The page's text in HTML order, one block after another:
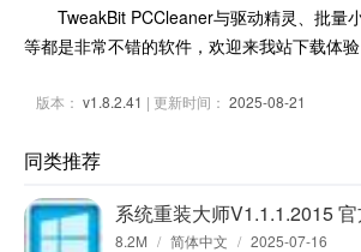
TweakBit PCCleaner与驱动精灵、批量
等都是非常不错的软件，欢迎来我站下载体验
版本： v1.8.2.41 | 更新时间： 2025-08-21
同类推荐
系统重装大师V1.1.1.2015 官
8.2M / 简体中文 / 2025-07-16